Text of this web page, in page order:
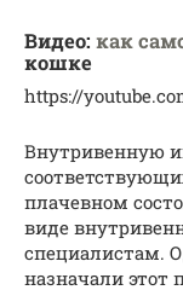
Видео: как
кошке
https://
Внутривенную
плачевном
виде
специалистам.
назначали этот